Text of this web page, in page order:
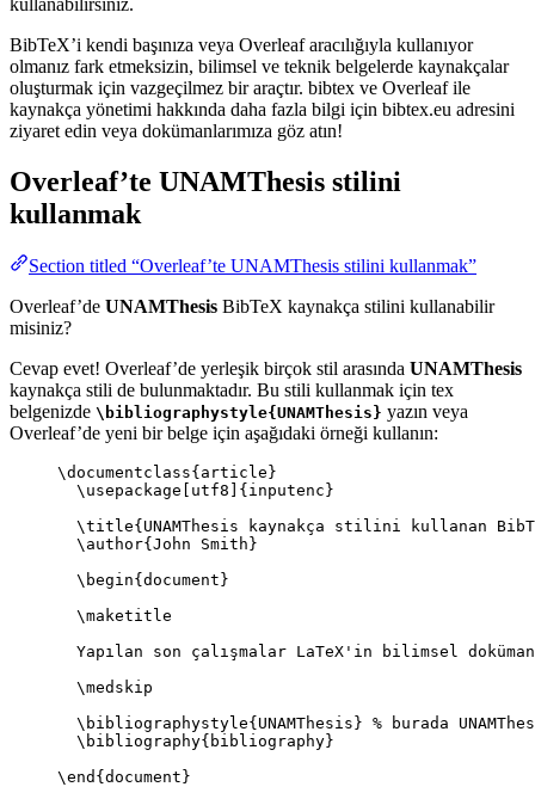
BibTeX’i kendi başınıza veya Overleaf aracılığıyla kullanıyor
olmanız fark etmeksizin, bilimsel ve teknik belgelerde kaynakçalar
oluşturmak için vazgeçilmez bir araçtır. bibtex ve Overleaf ile
kaynakça yönetimi hakkında daha fazla bilgi için bibtex.eu adresini
ziyaret edin veya dokümanlarımıza göz atın!
Overleaf’te UNAMThesis stilini
kullanmak
Section titled “Overleaf’te UNAMThesis stilini kullanmak”
Overleaf’de UNAMThesis BibTeX kaynakça stilini kullanabilir
misiniz?
Cevap evet! Overleaf’de yerleşik birçok stil arasında UNAMThesis
kaynakça stili de bulunmaktadır. Bu stili kullanmak için tex
belgenizde \bibliographystyle{UNAMThesis} yazın veya
Overleaf’de yeni bir belge için aşağıdaki örneği kullanın:
\documentclass{ article }
\usepackage
utf8 ]{ inputenc }
\title{UNAMThesis kaynakça stilini kullanan
\author{John Smith}
\begin{ document }
\maketitle
Yapılan son çalışmalar LaTeX'in bilimsel
\medskip
\bibliographystyle{UNAMThesis} % burada
\bibliography{bibliography}
\end { document }